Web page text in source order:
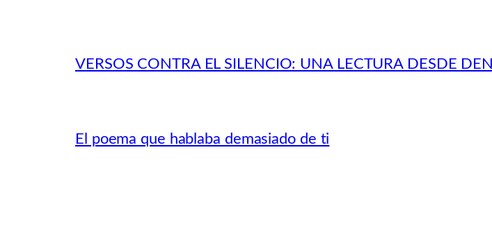
VERSOS CONTRA EL SILENCIO: UNA LECTURA DESDE
El poema que hablaba demasiado de ti